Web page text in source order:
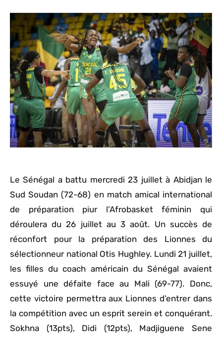
Le Sénégal a battu mercredi 23 juillet à Abidjan le
Sud Soudan (72-68) en match amical international
de préparation piur l’Afrobasket féminin qui
déroulera du 26 juillet au 3 août. Un succès de
réconfort pour la préparation des Lionnes du
sélectionneur national Otis Hughley. Lundi 21 juillet,
les filles du coach américain du Sénégal avaient
essuyé une défaite face au Mali (69-77). Donc,
cette victoire permettra aux Lionnes d’entrer dans
la compétition avec un esprit serein et conquérant.
Sokhna (13pts), Didi (12pts), Madjiguene Sene